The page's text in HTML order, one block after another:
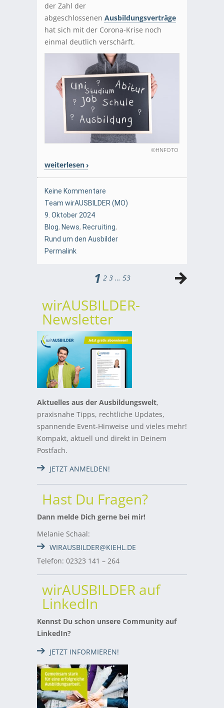
der Zahl der
abgeschlossenen Ausbildungsverträge
hat sich mit der Corona-Krise noch
einmal deutlich verschärft.
©HNFOTO
weiterlesen
Keine Kommentare
Team wirAUSBILDER (MO)
9. Oktober 2024
Blog, News, Recruiting,
Rund um den Ausbilder
Permalink
1 2 3 … 53
wirAUSBILDER-
Newsletter
Aktuelles aus der Ausbildungswelt,
praxisnahe Tipps, rechtliche Updates,
spannende Event-Hinweise und vieles mehr!
Kompakt, aktuell und direkt in Deinem
Postfach.
JETZT ANMELDEN!
Hast Du Fragen?
Dann melde Dich gerne bei mir!
Melanie Schaal:
WIRAUSBILDER@KIEHL.DE
Telefon: 02323 141 – 264
wirAUSBILDER auf
LinkedIn
Kennst Du schon unsere Community auf
LinkedIn?
JETZT INFORMIEREN!